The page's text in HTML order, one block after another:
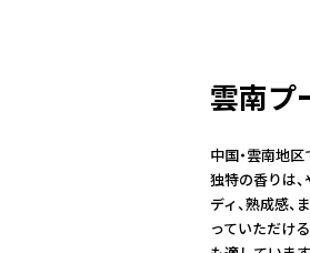
雲南プ
中国・雲南地
独特の香りは
ディ、熟成感
っていただけ